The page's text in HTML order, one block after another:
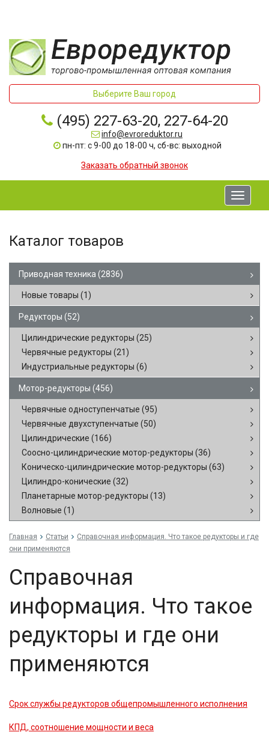
Выберите Ваш город
(495) 227-63-20, 227-64-20
info@evroreduktor.ru
пн-пт: с 9-00 до 18-00 ч, сб-вс: выходной
Заказать обратный звонок
Toggle
Каталог товаров
Приводная техника (2836)
Новые товары (1)
Редукторы (52)
Цилиндрические редукторы (25)
Червячные редукторы (21)
Индустриальные редукторы (6)
Мотор-редукторы (456)
Червячные одноступенчатые (95)
Червячные двухступенчатые (50)
Цилиндрические (166)
Соосно-цилиндрические мотор-редукторы (36)
Коническо-цилиндрические мотор-редукторы (63)
Цилиндро-конические (32)
Планетарные мотор-редукторы (13)
Волновые (1)
Главная Статьи
Справочная информация. Что такое редукторы и где
они применяются
Справочная
информация. Что такое
редукторы и где они
применяются
Срок службы редукторов общепромышленного исполнения
КПД, соотношение мощности и веса